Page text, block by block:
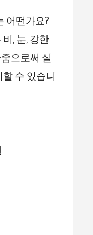
어떤가요?
, 눈, 강한
으로써 실
수 있습니